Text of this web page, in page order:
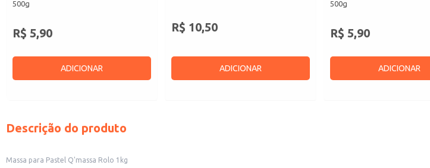
500g
R$ 5,90
ADICIONAR
R$ 10,50
ADICIONAR
500g
R$ 5,90
ADICIONAR
Descrição do produto
Massa para Pastel Q'massa Rolo 1kg